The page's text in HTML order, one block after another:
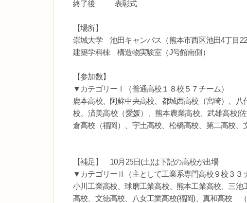
終了後 表彰式
【場所】
崇城大学 池田キャンパス（熊本市西区池田4丁目22
建築学科棟 構造物実験室（J号館南側）
【参加数】
▼カテゴリーⅠ（普通高校１８校５７チーム）
鹿本高校、阿蘇中央高校、都城西高校（宮崎）、
校、済美高校（愛媛）、熊本農業高校、武雄高校(
倉高校（福岡）、宇土高校、松橋高校、第二高校
【補足】 10月25日(土)は下記の高校が出場
▼カテゴリーⅡ（主として工業系専門高校９校３３
小川工業高校、球磨工業高校、熊本工業高校、三
高校、文徳高校、八女工業高校(福岡)、真和高校 （